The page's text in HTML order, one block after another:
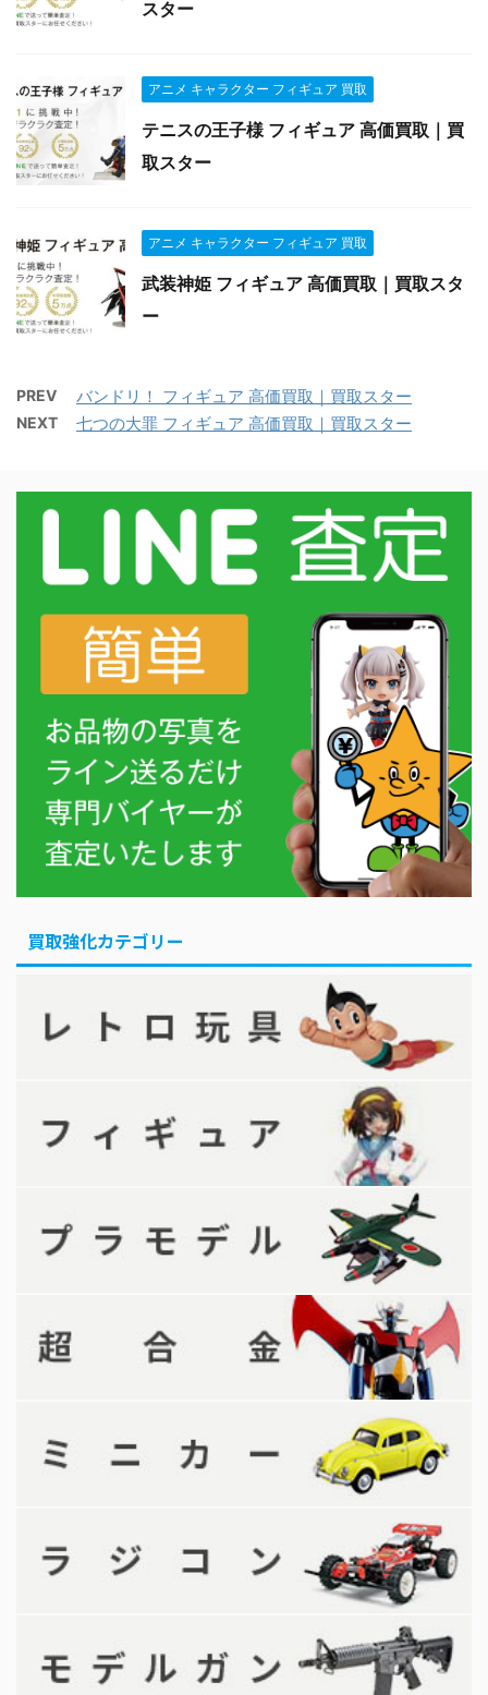
スター
アニメ キャラクター フィギュア 買取
テニスの王子様 フィギュア 高価買取｜買
取スター
アニメ キャラクター フィギュア 買取
武装神姫 フィギュア 高価買取｜買取スタ
ー
PREV バンドリ！ フィギュア 高価買取｜買取スター
NEXT 七つの大罪 フィギュア 高価買取｜買取スター
買取強化カテゴリー